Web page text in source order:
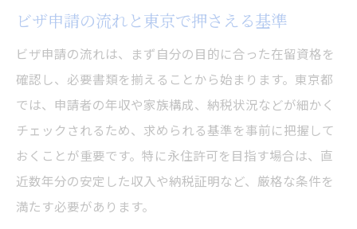
ビザ申請で確認すべき最新基準と変更点
令和7年・8年改訂の永住許可基準を解説
ガイドライン改訂がビザ申請に与える影響
実務で見落としがちな新要件のチェック法
年収要件から見るビザ申請の現実的基準
ビザ申請で重要な年収基準の見極め方
永住権と年収300万円の審査ポイント解説
ビザ申請の流れと東京で押さえる基準
ビザ申請の流れは、まず自分の目的に合った在留資格を
確認し、必要書類を揃えることから始まります。東京都
では、申請者の年収や家族構成、納税状況などが細かく
チェックされるため、求められる基準を事前に把握して
おくことが重要です。特に永住許可を目指す場合は、直
近数年分の安定した収入や納税証明など、厳格な条件を
満たす必要があります。